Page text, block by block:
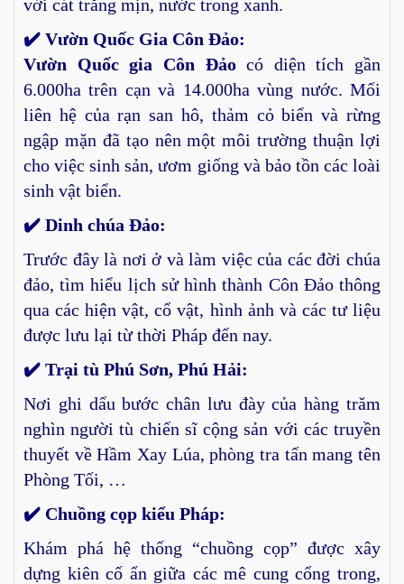
với cát trắng mịn, nước trong xanh.
✔️ Vườn Quốc Gia Côn Đảo:
Vườn Quốc gia Côn Đảocó diện tích gần
6.000ha trên cạn và 14.000ha vùng nước. Mối
liên hệ của rạn san hô, thảm cỏ biển và rừng
ngập mặn đã tạo nên một môi trường thuận lợi
cho việc sinh sản, ươm giống và bảo tồn các loài
sinh vật biển.
✔️ Dinh chúa Đảo:
Trước đây là nơi ở và làm việc của các đời chúa
đảo, tìm hiểu lịch sử hình thành Côn Đảo thông
qua các hiện vật, cổ vật, hình ảnh và các tư liệu
được lưu lại từ thời Pháp đến nay.
✔️ Trại tù Phú Sơn, Phú Hải:
Nơi ghi dấu bước chân lưu đày của hàng trăm
nghìn người tù chiến sĩ cộng sản với các truyền
thuyết về Hầm Xay Lúa, phòng tra tấn mang tên
Phòng Tối, …
✔️ Chuồng cọp kiểu Pháp:
Khám phá hệ thống “chuồng cọp” được xây
dựng kiên cố ẩn giữa các mê cung cổng trong,